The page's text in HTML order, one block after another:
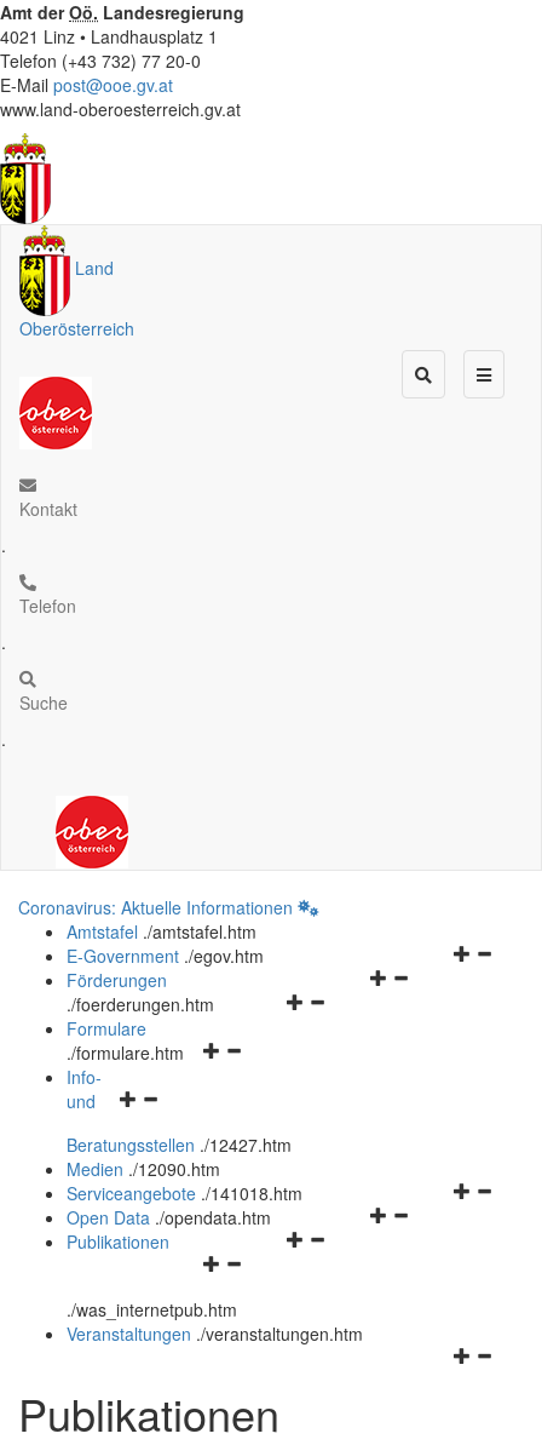
Amt derOö. Landesregierung
4021 Linz • Landhausplatz 1
Telefon (+43 732) 77 20-0
E-Mail post@ooe.gv.at
www.land-oberoesterreich.gv.at
Land
Oberösterreich
Kontakt
.
Telefon
.
Suche
.
Coronavirus: Aktuelle Informationen
Amtstafel ./amtstafel.htm
Navigationsmenü
E-Government ./egov.htm
Navigationsmenü
Förderungen
./foerderungen.htm
Navigationsmenü
Formulare
./formulare.htm
Navigationsmenü
und
schließen
Info-
und
Beratungsstellen ./12427.htm
Medien ./12090.htm
Navigationsmenü
Serviceangebote ./141018.htm
Navigationsmenü
Open Data ./opendata.htm
Navigationsmenü
und
schließen
Publikationen
./was_internetpub.htm
Veranstaltungen ./veranstaltungen.htm
Publikationen